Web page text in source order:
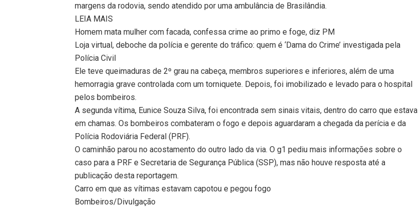
margens da rodovia, sendo atendido por uma ambulância de Brasilândia.
LEIA MAIS
Homem mata mulher com facada, confessa crime ao primo e foge, diz PM
Loja virtual, deboche da polícia e gerente do tráfico: quem é ‘Dama do Crime’ investigada pela
Polícia Civil
Ele teve queimaduras de 2º grau na cabeça, membros superiores e inferiores, além de uma
hemorragia grave controlada com um torniquete. Depois, foi imobilizado e levado para o hospital
pelos bombeiros.
A segunda vítima, Eunice Souza Silva, foi encontrada sem sinais vitais, dentro do carro que estava
em chamas. Os bombeiros combateram o fogo e depois aguardaram a chegada da perícia e da
Polícia Rodoviária Federal (PRF).
O caminhão parou no acostamento do outro lado da via. O g1 pediu mais informações sobre o
caso para a PRF e Secretaria de Segurança Pública (SSP), mas não houve resposta até a
publicação desta reportagem.
Carro em que as vítimas estavam capotou e pegou fogo
Bombeiros/Divulgação